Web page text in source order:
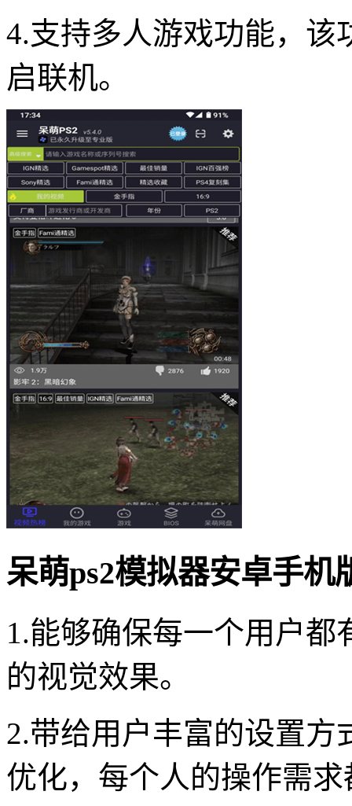
4.支持多人游戏功能，该
启联机。
呆萌ps2模拟器安卓手机
1.能够确保每一个用户
的视觉效果。
2.带给用户丰富的设置
优化，每个人的操作需